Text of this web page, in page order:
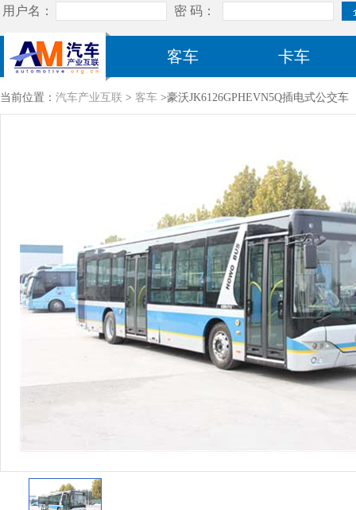
客车 卡车
当前位置： 汽车产业互联 > 客车 >豪沃JK6126GPHEVN5Q插电式公交车